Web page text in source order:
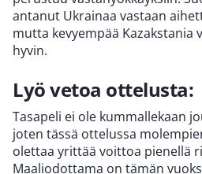
antanut Ukrainaa vastaan
mutta kevyempää Kazakstania
hyvin.
Lyö vetoa ottelusta:
Tasapeli ei ole kummallekaan
joten tässä ottelussa
olettaa yrittää voittoa pienellä
Maaliodottama on tämän